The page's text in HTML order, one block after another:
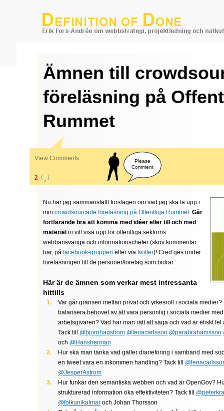
Ämnen till
föreläsning på
Rummet
View Comments
2
Please
Comment
Nu har jag sammanställt förslagen om vad jag ska ta upp i
min crowdsourcade föreläsning på Offentliga Rummet. Går
fortfarande bra att komma med idéer eller till och med
material ni vill visa upp för offentliga sektorns
webbansvariga och informationschefer (skriv kommentar
här, på facebook-gruppen eller via twitter)! Cred ges under
föreläsningen till de personer/företag som bidrar.
Här är de ämnen som verkar mest intressanta
hittills
Var går gränsen mellan privat och yrkesroll i sociala medier?
balansera behovet av att vara personlig i sociala medier
arbetsgivaren? Vad har man rätt att säga och vad är etiskt fel
Tack till @bjornhagstrom @lenacarlsson @parabrahamsson
och @Hansherman
Hur ska man tänka vad gäller diarieföring i samband med
en tweet vara en inkommen handling? Tack till
@JesperAstrom
Hur funkar den semantiska webben och vad är OpenGov?
strukturerad information öka effektiviteten? Tack till
@folkunikalmar och Johan Thorsson